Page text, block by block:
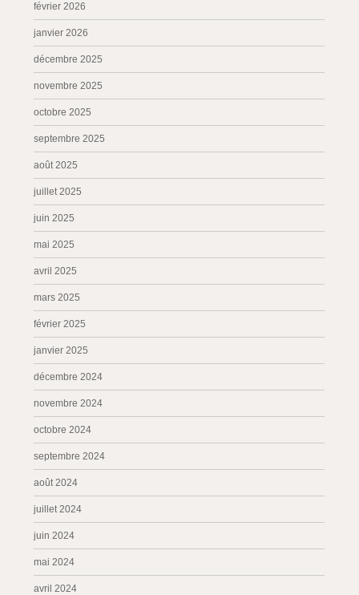
février 2026
janvier 2026
décembre 2025
novembre 2025
octobre 2025
septembre 2025
août 2025
juillet 2025
juin 2025
mai 2025
avril 2025
mars 2025
février 2025
janvier 2025
décembre 2024
novembre 2024
octobre 2024
septembre 2024
août 2024
juillet 2024
juin 2024
mai 2024
avril 2024